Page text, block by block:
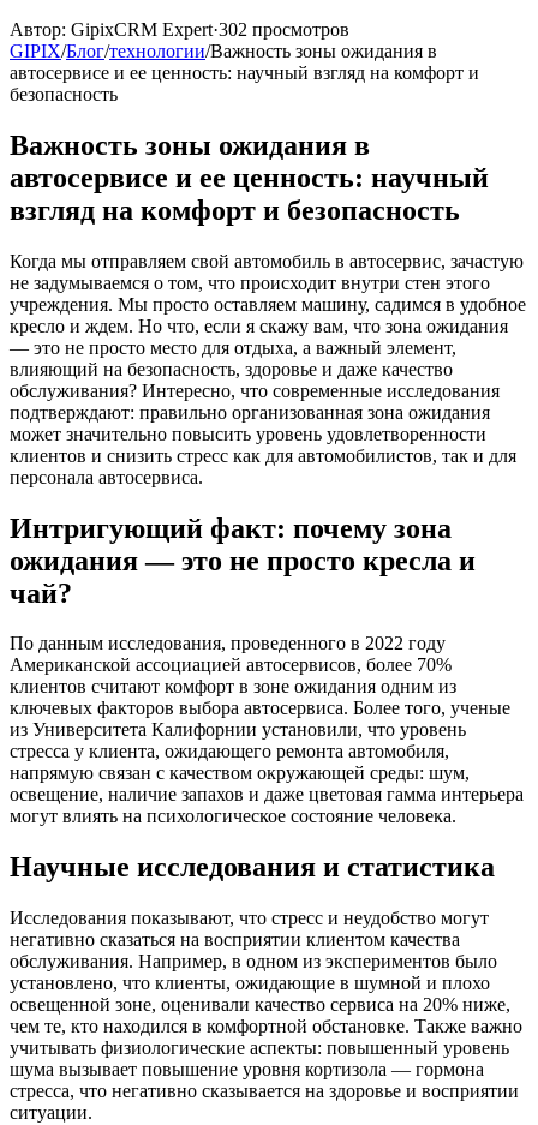
Автор: GipixCRM Expert·302 просмотров
GIPIX/Блог/технологии/Важность зоны ожидания в
автосервисе и ее ценность: научный взгляд на комфорт и
безопасность
Важность зоны ожидания в
автосервисе и ее ценность: научный
взгляд на комфорт и безопасность
Когда мы отправляем свой автомобиль в автосервис, зачастую
не задумываемся о том, что происходит внутри стен этого
учреждения. Мы просто оставляем машину, садимся в удобное
кресло и ждем. Но что, если я скажу вам, что зона ожидания
— это не просто место для отдыха, а важный элемент,
влияющий на безопасность, здоровье и даже качество
обслуживания? Интересно, что современные исследования
подтверждают: правильно организованная зона ожидания
может значительно повысить уровень удовлетворенности
клиентов и снизить стресс как для автомобилистов, так и для
персонала автосервиса.
Интригующий факт: почему зона
ожидания — это не просто кресла и
чай?
По данным исследования, проведенного в 2022 году
Американской ассоциацией автосервисов, более 70%
клиентов считают комфорт в зоне ожидания одним из
ключевых факторов выбора автосервиса. Более того, ученые
из Университета Калифорнии установили, что уровень
стресса у клиента, ожидающего ремонта автомобиля,
напрямую связан с качеством окружающей среды: шум,
освещение, наличие запахов и даже цветовая гамма интерьера
могут влиять на психологическое состояние человека.
Научные исследования и статистика
Исследования показывают, что стресс и неудобство могут
негативно сказаться на восприятии клиентом качества
обслуживания. Например, в одном из экспериментов было
установлено, что клиенты, ожидающие в шумной и плохо
освещенной зоне, оценивали качество сервиса на 20% ниже,
чем те, кто находился в комфортной обстановке. Также важно
учитывать физиологические аспекты: повышенный уровень
шума вызывает повышение уровня кортизола — гормона
стресса, что негативно сказывается на здоровье и восприятии
ситуации.